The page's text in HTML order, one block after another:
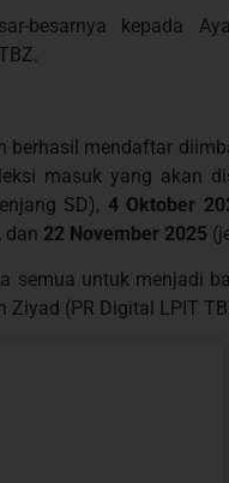
besarnya kepada
berhasil mendaftar
masuk yang akan
SD), 4 Oktober
dan 22 November 2025
semua untuk menjadi
Ziyad (PR Digital LPIT